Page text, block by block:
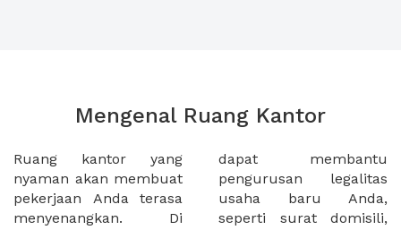
Mengenal Ruang Kantor
Ruang kantor yang
nyaman akan membuat
pekerjaan Anda terasa
menyenangkan. Di
dapat membantu
pengurusan legalitas
usaha baru Anda,
seperti surat domisili,